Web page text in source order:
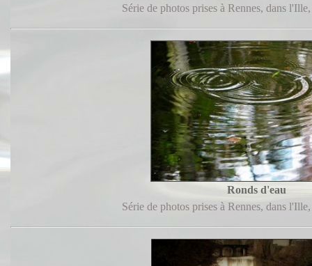
Série de photos prises à Rennes, dans
Ronds d'eau
Série de photos prises à Rennes, dans